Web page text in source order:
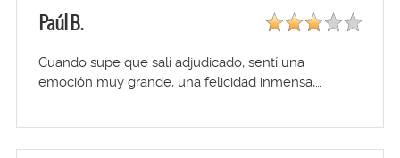
Paúl B.
Cuando supe que salí adjudicado, sentí una
emoción muy grande, una felicidad inmensa,…